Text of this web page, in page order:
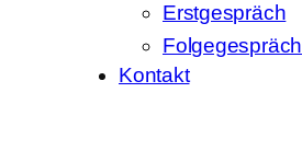
Erstgespräch
Folgegespräch
Kontakt